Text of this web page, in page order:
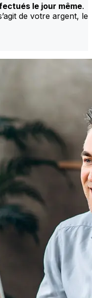
le jour même.
de votre argent, le